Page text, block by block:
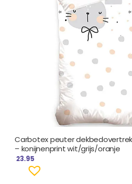
Carbotex peuter dekbedovertrek
– konijnenprint wit/grijs/oranje
23.95